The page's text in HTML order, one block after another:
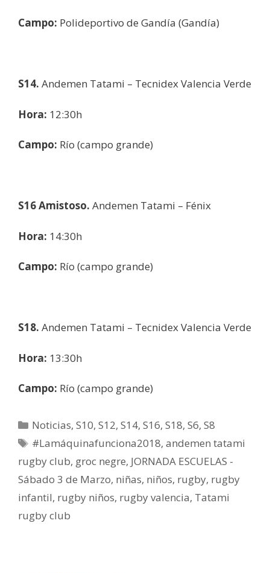
Campo: Polideportivo de Gandía (Gandía)
S14. Andemen Tatami – Tecnidex Valencia Verde
Hora: 12:30h
Campo: Río (campo grande)
S16 Amistoso. Andemen Tatami – Fénix
Hora: 14:30h
Campo: Río (campo grande)
S18. Andemen Tatami – Tecnidex Valencia Verde
Hora: 13:30h
Campo: Río (campo grande)
Noticias,S10,S12,S14,S16,S18,S6,S8
#Lamáquinafunciona2018,andemen tatami
rugby club, groc negre, JORNADA ESCUELAS -
Sábado 3 de Marzo, niñas, niños, rugby, rugby
infantil, rugby niños, rugby valencia, Tatami
rugby club